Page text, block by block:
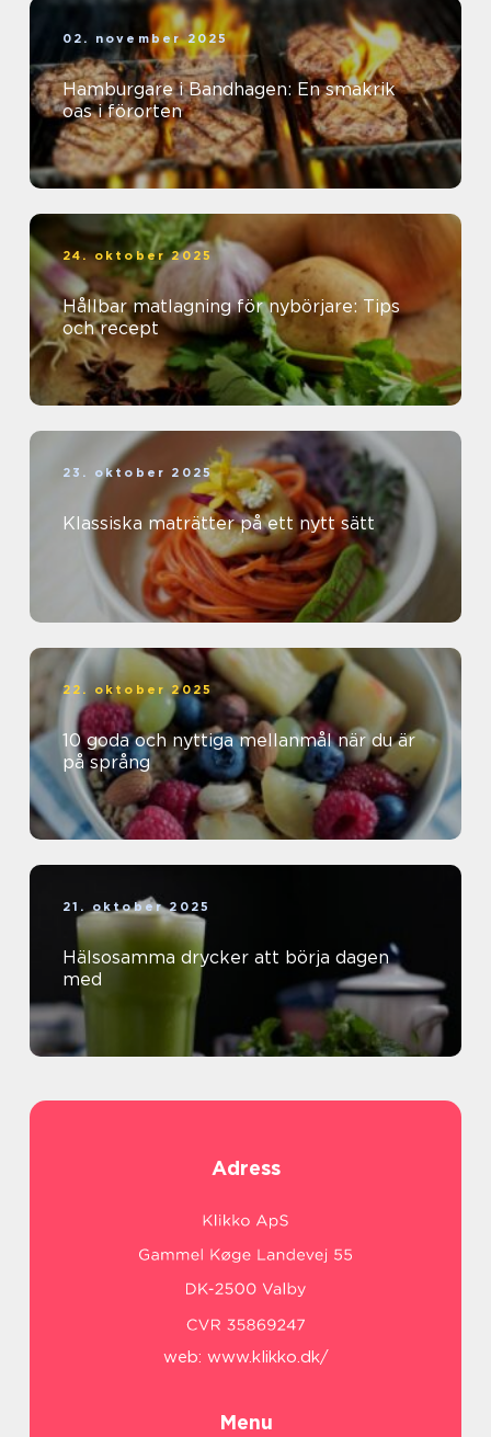
02. november 2025
Hamburgare i Bandhagen: En smakrik
oas i förorten
24. oktober 2025
Hållbar matlagning för nybörjare: Tips
och recept
23. oktober 2025
Klassiska maträtter på ett nytt sätt
22. oktober 2025
10 goda och nyttiga mellanmål när du är
på språng
21. oktober 2025
Hälsosamma drycker att börja dagen
med
Adress
web: www.klikko.dk/
Menu